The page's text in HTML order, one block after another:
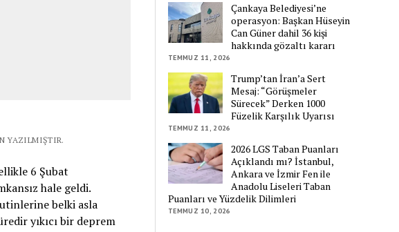
YAZILMIŞTIR.
6 Şubat
hale geldi.
belki asla
yıkıcı bir deprem
Çankaya Belediyesi’ne
operasyon: Başkan Hüseyin
Can Güner dahil 36 kişi
hakkında gözaltı kararı
TEMMUZ 11, 2026
Trump’tan İran’a Sert
Mesaj: “Görüşmeler
Sürecek” Derken 1000
Füzelik Karşılık Uyarısı
TEMMUZ 11, 2026
2026 LGS Taban Puanları
Açıklandı mı? İstanbul,
Ankara ve İzmir Fen ile
Anadolu Liseleri Taban
Puanları ve Yüzdelik Dilimleri
TEMMUZ 10, 2026